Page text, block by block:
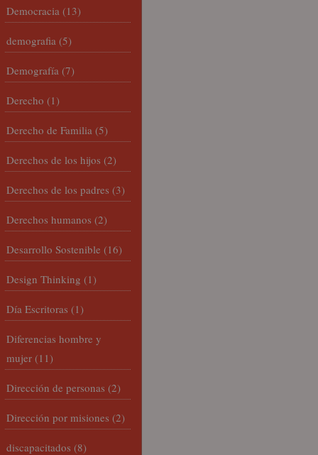
Democracia (13)
demografia (5)
Demografía (7)
Derecho (1)
Derecho de Familia (5)
Derechos de los hijos (2)
Derechos de los padres (3)
Derechos humanos (2)
Desarrollo Sostenible (16)
Design Thinking (1)
Día Escritoras (1)
Diferencias hombre y
mujer (11)
Dirección de personas (2)
Dirección por misiones (2)
discapacitados (8)